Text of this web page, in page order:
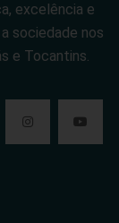
excelência e
sociedade nos
e Tocantins.